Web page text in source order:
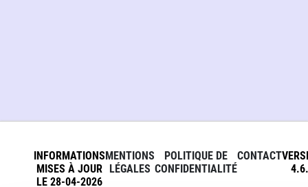
INFORMATIONS
MISES À JOUR
LE 28-04-2026
MENTIONS
LÉGALES
POLITIQUE DE
CONFIDENTIALITÉ
CONTACT